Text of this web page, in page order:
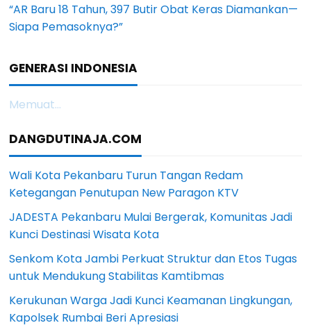
“AR Baru 18 Tahun, 397 Butir Obat Keras Diamankan—
Siapa Pemasoknya?”
GENERASI INDONESIA
Memuat...
DANGDUTINAJA.COM
Wali Kota Pekanbaru Turun Tangan Redam
Ketegangan Penutupan New Paragon KTV
JADESTA Pekanbaru Mulai Bergerak, Komunitas Jadi
Kunci Destinasi Wisata Kota
Senkom Kota Jambi Perkuat Struktur dan Etos Tugas
untuk Mendukung Stabilitas Kamtibmas
Kerukunan Warga Jadi Kunci Keamanan Lingkungan,
Kapolsek Rumbai Beri Apresiasi